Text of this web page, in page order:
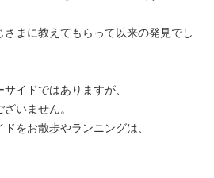
まに教えてもらって以来の発見でし
イドではありますが、
いません。
をお散歩やランニングは、